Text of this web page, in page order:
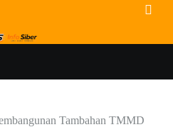
Tambahan TMMD